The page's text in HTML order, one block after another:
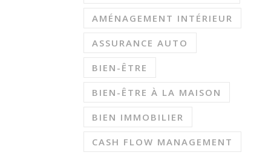
AMÉNAGEMENT INTÉRIEUR
ASSURANCE AUTO
BIEN-ÊTRE
BIEN-ÊTRE À LA MAISON
BIEN IMMOBILIER
CASH FLOW MANAGEMENT